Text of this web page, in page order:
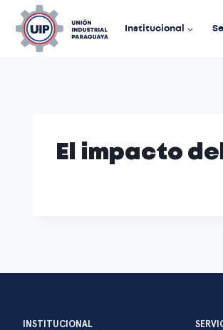
Institucional
El impacto
INSTITUCIONAL